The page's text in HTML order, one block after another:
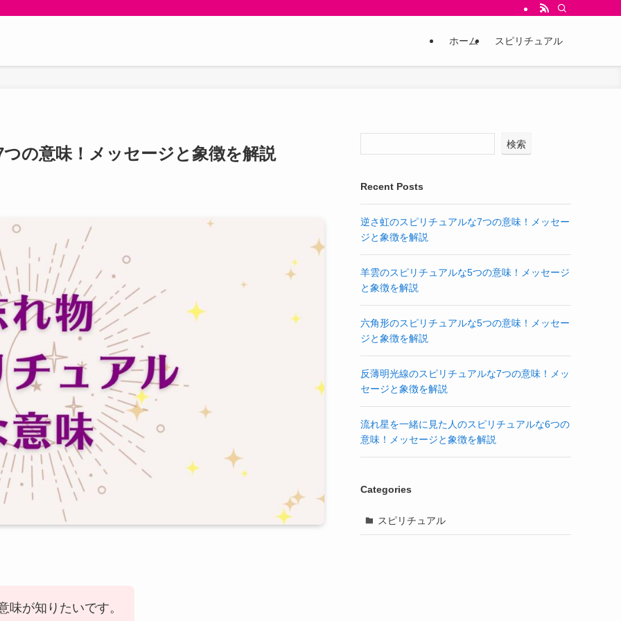
ホーム スピリチュアル
の意味！メッセージと象徴を解説
味が知りたいです。
検索
Recent Posts
逆さ虹のスピリチュアルな7つの意味！メッセー
ジと象徴を解説
羊雲のスピリチュアルな5つの意味！メッセージ
と象徴を解説
六角形のスピリチュアルな5つの意味！メッセー
ジと象徴を解説
反薄明光線のスピリチュアルな7つの意味！メッ
セージと象徴を解説
流れ星を一緒に見た人のスピリチュアルな6つの
意味！メッセージと象徴を解説
Categories
スピリチュアル